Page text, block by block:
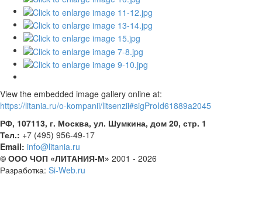
View the embedded image gallery online at:
https://litania.ru/o-kompanii/litsenzii#sigProId61889a2045
РФ, 107113, г. Москва, ул. Шумкина, дом 20, стр. 1
Тел.: +7 (495) 956-49-17
Email: info@litania.ru
© ООО ЧОП «ЛИТАНИЯ-М» 2001 - 2026
Разработка: Si-Web.ru